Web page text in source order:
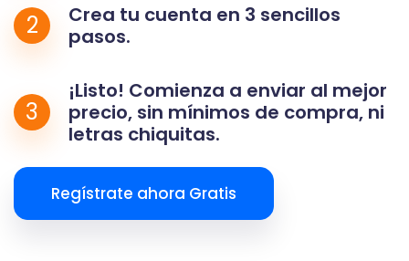
2
Crea tu cuenta en 3 sencillos
pasos.
3
¡Listo! Comienza a enviar al mejor
precio, sin mínimos de compra, ni
letras chiquitas.
Regístrate ahora Gratis